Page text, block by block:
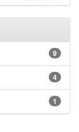
9
4
1